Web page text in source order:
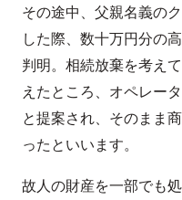
その途中、父親名義の
した際、数十万円分の
判明。相続放棄を考え
えたところ、オペレー
と提案され、そのまま
ったといいます。
故人の財産を一部でも